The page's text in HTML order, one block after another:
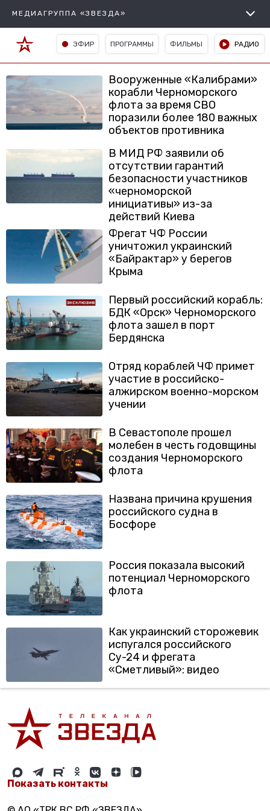
МЕДИАГРУППА «ЗВЕЗДА»
ЭФИР ПРОГРАММЫ ФИЛЬМЫ РАДИО
Вооруженные «Калибрами»
корабли Черноморского
флота за время СВО
поразили более 180 важных
объектов противника
В МИД РФ заявили об
отсутствии гарантий
безопасности участников
«черноморской
инициативы» из-за
действий Киева
Фрегат ЧФ России
уничтожил украинский
«Байрактар» у берегов
Крыма
Первый российский корабль:
БДК «Орск» Черноморского
флота зашел в порт
Бердянска
Отряд кораблей ЧФ примет
участие в российско-
алжирском военно-морском
учении
В Севастополе прошел
молебен в честь годовщины
создания Черноморского
флота
Названа причина крушения
российского судна в
Босфоре
Россия показала высокий
потенциал Черноморского
флота
Как украинский сторожевик
испугался российского
Су-24 и фрегата
«Сметливый»: видео
Показать контакты